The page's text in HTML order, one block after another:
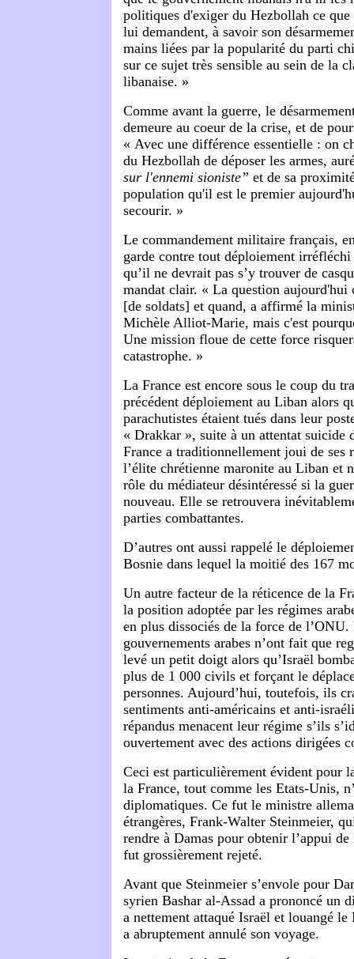
politiques d'exiger du Hezbollah ce
lui demandent, à savoir son
mains liées par la popularité du parti
sur ce sujet très sensible au sein de la
libanaise. »
Comme avant la guerre, le
demeure au coeur de la crise, et de
« Avec une différence essentielle : on
du Hezbollah de déposer les armes,
sur l'ennemi sioniste” et de sa
population qu'il est le premier
secourir. »
Le commandement militaire français,
garde contre tout déploiement
qu’il ne devrait pas s’y trouver de
mandat clair. « La question aujourd'hui
[de soldats] et quand, a affirmé la
Michèle Alliot-Marie, mais c'est
Une mission floue de cette force
catastrophe. »
La France est encore sous le coup du
précédent déploiement au Liban alors
parachutistes étaient tués dans leur
« Drakkar », suite à un attentat suicide
France a traditionnellement joui de ses
l’élite chrétienne maronite au Liban et
rôle du médiateur désintéressé si la
nouveau. Elle se retrouvera
parties combattantes.
D’autres ont aussi rappelé le
Bosnie dans lequel la moitié des 167
Un autre facteur de la réticence de la
la position adoptée par les régimes
en plus dissociés de la force de
gouvernements arabes n’ont fait que
levé un petit doigt alors qu’Israël
plus de 1 000 civils et forçant le
personnes. Aujourd’hui, toutefois, ils
sentiments anti-américains et anti-
répandus menacent leur régime s’ils
ouvertement avec des actions dirigées
Ceci est particulièrement évident pour
la France, tout comme les Etats-Unis,
diplomatiques. Ce fut le ministre
étrangères, Frank-Walter Steinmeier,
rendre à Damas pour obtenir l’appui
fut grossièrement rejeté.
Avant que Steinmeier s’envole pour
syrien Bashar al-Assad a prononcé un
a nettement attaqué Israël et louangé
a abruptement annulé son voyage.